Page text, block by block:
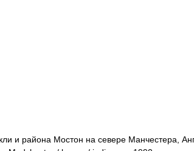
и района Мостон на севере Манчестера,